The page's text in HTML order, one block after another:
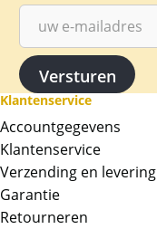
Klantenservice
Accountgegevens
Klantenservice
Verzending en levering
Garantie
Retourneren